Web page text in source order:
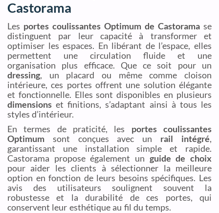
Castorama
Les portes coulissantes Optimum de Castorama se
distinguent par leur capacité à transformer et
optimiser les espaces. En libérant de l’espace, elles
permettent une circulation fluide et une
organisation plus efficace. Que ce soit pour un
dressing, un placard ou même comme cloison
intérieure, ces portes offrent une solution élégante
et fonctionnelle. Elles sont disponibles en plusieurs
dimensions et finitions, s’adaptant ainsi à tous les
styles d’intérieur.
En termes de praticité, les portes coulissantes
Optimum sont conçues avec un rail intégré,
garantissant une installation simple et rapide.
Castorama propose également un guide de choix
pour aider les clients à sélectionner la meilleure
option en fonction de leurs besoins spécifiques. Les
avis des utilisateurs soulignent souvent la
robustesse et la durabilité de ces portes, qui
conservent leur esthétique au fil du temps.